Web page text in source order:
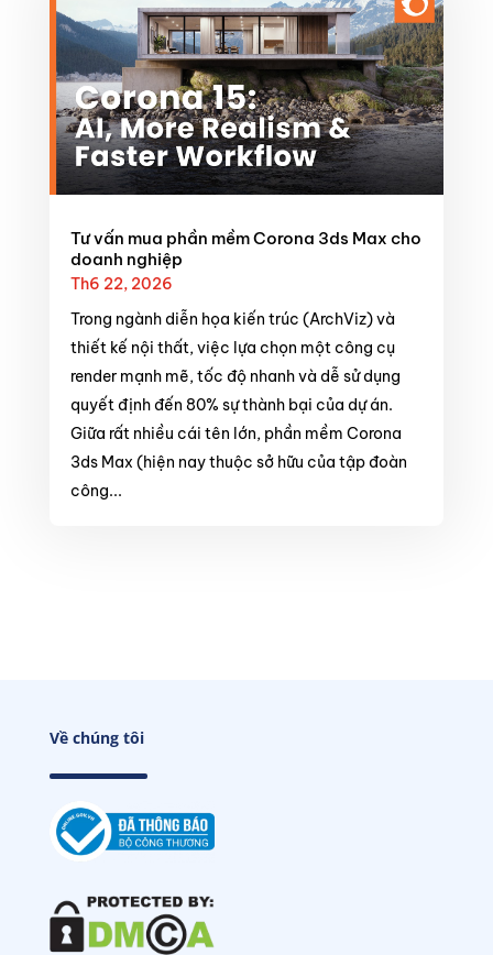
Tư vấn mua phần mềm Corona 3ds Max cho
doanh nghiệp
Th6 22, 2026
Trong ngành diễn họa kiến trúc (ArchViz) và
thiết kế nội thất, việc lựa chọn một công cụ
render mạnh mẽ, tốc độ nhanh và dễ sử dụng
quyết định đến 80% sự thành bại của dự án.
Giữa rất nhiều cái tên lớn, phần mềm Corona
3ds Max (hiện nay thuộc sở hữu của tập đoàn
công...
Về chúng tôi